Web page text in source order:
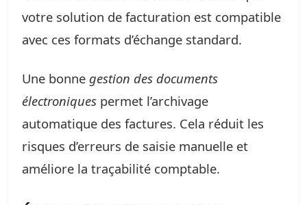
votre solution de facturation est compatible
avec ces formats d’échange standard.
Une bonne gestion des documents
électroniques permet l’archivage
automatique des factures. Cela réduit les
risques d’erreurs de saisie manuelle et
améliore la traçabilité comptable.